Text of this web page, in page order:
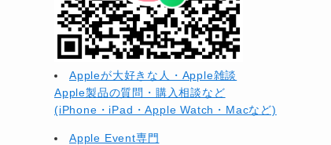
Appleが大好きな人・Apple雑談
Apple製品の質問・購入相談など
(iPhone・iPad・Apple Watch・Macなど)
Apple Event専門